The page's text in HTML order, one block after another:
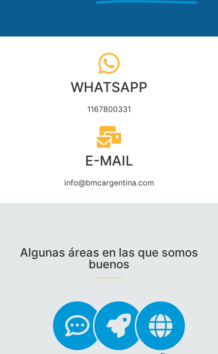
WHATSAPP
1167800331
E-MAIL
info@bmcargentina.com
Algunas áreas en las que somos
buenos​